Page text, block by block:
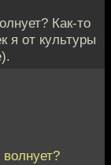
Как-то
я от культуры